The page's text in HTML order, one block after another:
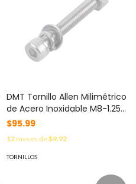
DMT Tornillo Allen Milimétrico
de Acero Inoxidable M8-1.25 x
65/ Incluye Tuerca, Arandela
Plana y Arandela Presión /
Para Montajes de Módulos
Solares / Bolsa con 6 piezas.
$95.99
12meses de$9.92
TORNILLOS